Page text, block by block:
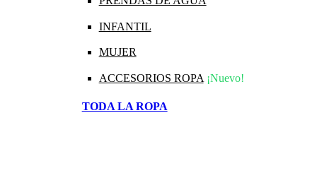
INFANTIL
MUJER
ACCESORIOS ROPA ¡Nuevo!
TODA LA ROPA